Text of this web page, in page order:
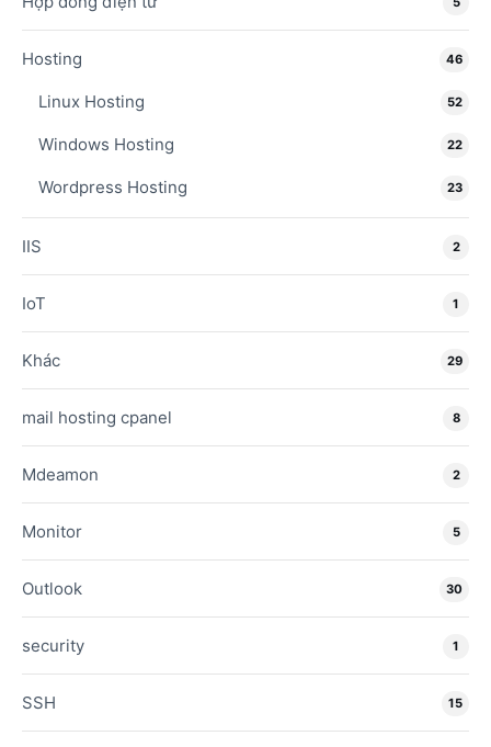
Hosting 46
Linux Hosting 52
Windows Hosting 22
Wordpress Hosting 23
IIS 2
IoT 1
Khác 29
mail hosting cpanel 8
Mdeamon 2
Monitor 5
Outlook 30
security 1
SSH 15